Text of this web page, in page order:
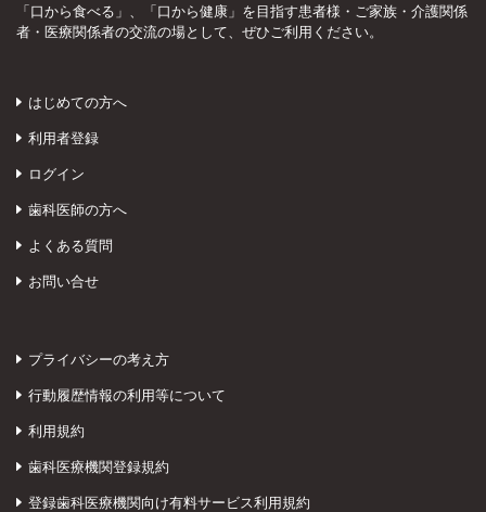
「口から食べる」、「口から健康」を目指す患者様・ご家族・介護関係
者・医療関係者の交流の場として、ぜひご利用ください。
はじめての方へ
利用者登録
ログイン
歯科医師の方へ
よくある質問
お問い合せ
プライバシーの考え方
行動履歴情報の利用等について
利用規約
歯科医療機関登録規約
登録歯科医療機関向け有料サービス利用規約